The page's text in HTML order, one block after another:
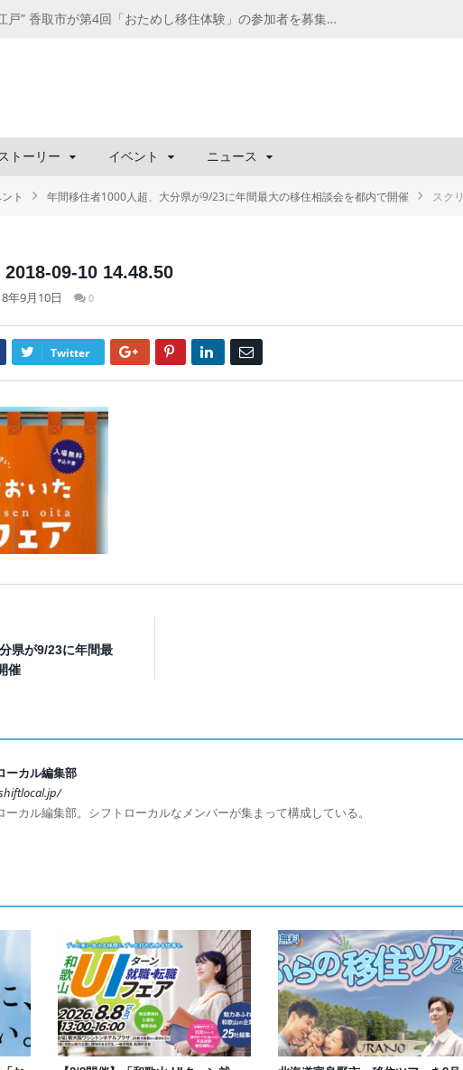
千葉の“小江戸” 香取市が第4回「おためし移住体験」の参加者を募集中！1人1泊2,000円を補助、築100年超の古民家に宿泊も
トーリー イベント ニュース
ト 年間移住者1000人超、大分県が9/23に年間最大の移住相談会を都内で開催 スク
09-10 14.48.50
年9月10日 0
Twitter Google+ Pinterest LinkedIn
県が9/23に年間最
催
ーカル編集部
ーカル編集部。シフトローカルなメンバーが集まって構成している。